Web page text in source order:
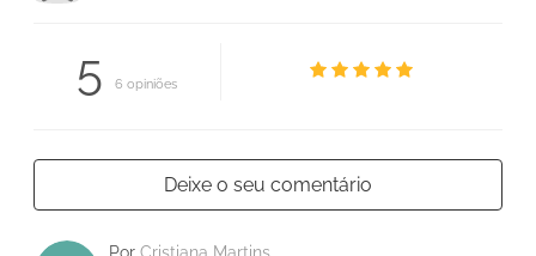
5 6 opiniões
Deixe o seu comentário